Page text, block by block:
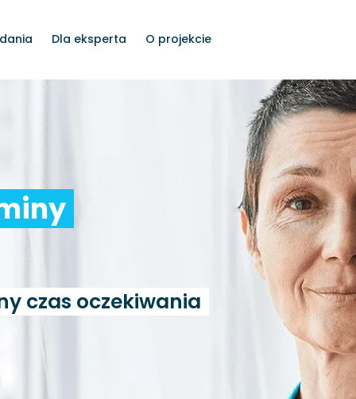
Dla eksperta O projekcie
czas oczekiwania